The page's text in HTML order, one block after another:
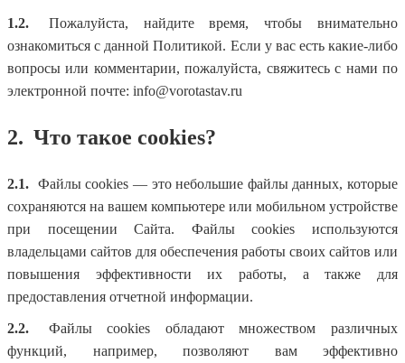
1.2.
Пожалуйста, найдите время, чтобы внимательно
ознакомиться с данной Политикой. Если у вас есть какие-либо
вопросы или комментарии, пожалуйста, свяжитесь с нами по
электронной почте: info@vorotastav.ru
2. Что такое cookies?
2.1. Файлы cookies — это небольшие файлы данных, которые
сохраняются на вашем компьютере или мобильном устройстве
при посещении Сайта. Файлы cookies используются
владельцами сайтов для обеспечения работы своих сайтов или
повышения эффективности их работы, а также для
предоставления отчетной информации.
2.2.
Файлы cookies обладают множеством различных
функций, например, позволяют вам эффективно